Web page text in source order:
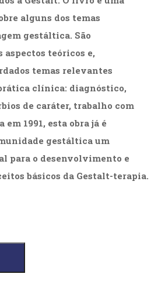
alguns dos temas
gestáltica. São
teóricos e,
temas relevantes
clínica: diagnóstico,
de caráter, trabalho com
1991, esta obra já é
gestáltica um
para o desenvolvimento e
básicos da Gestalt-terapia.